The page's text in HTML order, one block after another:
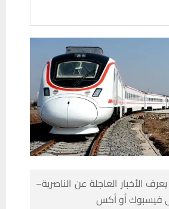
الأخبار العاجلة عن الناصرية–
فيسبوك أو أكس